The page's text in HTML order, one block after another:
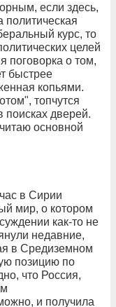
если здесь,
политическая
курс, то
целей
поговорка о том,
быстрее
копьями.
топчутся
дверей.
основной
в Сирии
мир, о котором
как-то не
недавние,
в Средиземном
позицию по
что Россия,
и получила